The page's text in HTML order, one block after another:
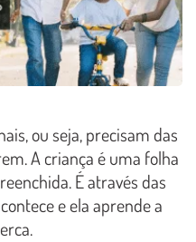
ou seja, precisam das
A criança é uma folha
É através das
e ela aprende a